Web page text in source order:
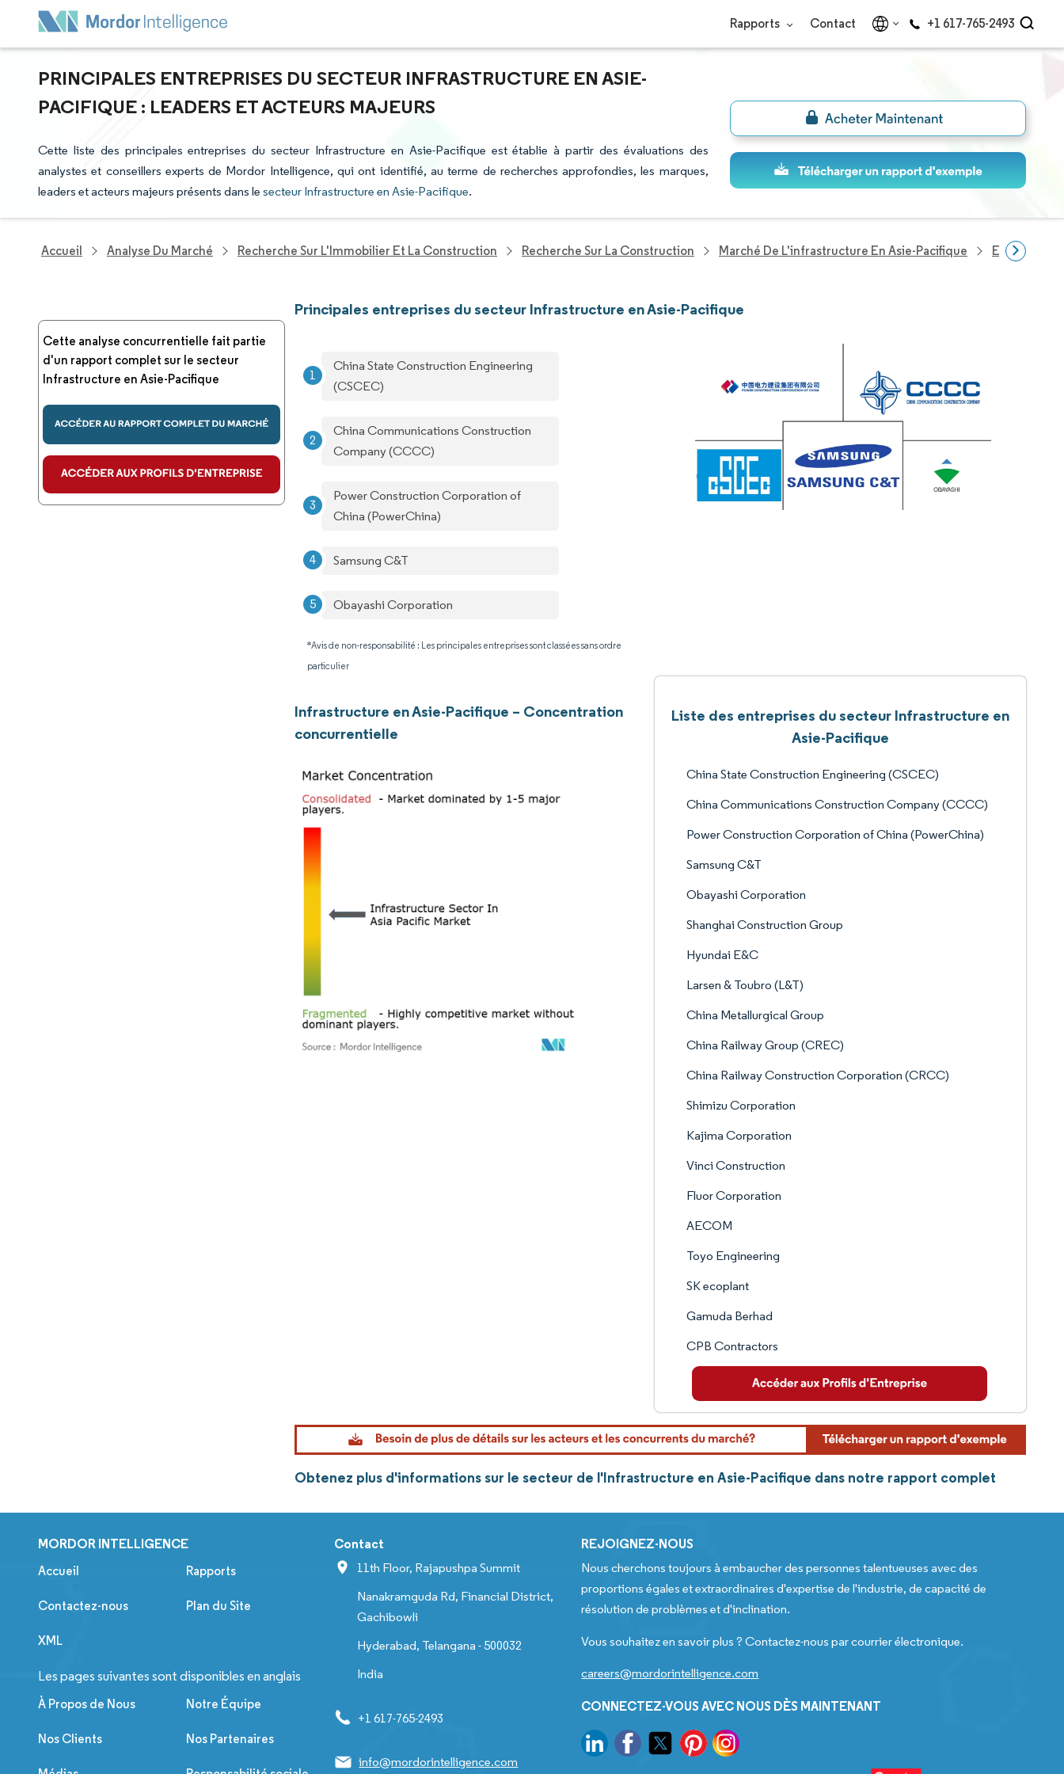
Rapports Contact +1 617-765-2493
PRINCIPALES ENTREPRISES DU SECTEUR INFRASTRUCTURE EN ASIE-
PACIFIQUE : LEADERS ET ACTEURS MAJEURS
Cette liste des principales entreprises du secteur Infrastructure en Asie-Pacifique est établie à partir des évaluations des
analystes et conseillers experts de Mordor Intelligence, qui ont identifié, au terme de recherches approfondies, les marques,
leaders et acteurs majeurs présents dans le secteur Infrastructure en Asie-Pacifique.
Accueil Analyse Du Marché Recherche Sur L'Immobilier Et La Construction Recherche Sur La Construction Marché De L'infrastructure En Asie-Pacifique Entreprises
Cette analyse concurrentielle fait partie
d'un rapport complet sur le secteur
Infrastructure en Asie-Pacifique
Principales entreprises du secteur Infrastructure en Asie-Pacifique
China State Construction Engineering
(CSCEC)
China Communications Construction
Company (CCCC)
Power Construction Corporation of
China (PowerChina)
Samsung C&T
Obayashi Corporation
*Avis de non-responsabilité : Les principales entreprises sont classées sans ordre
particulier
Infrastructure en Asie-Pacifique – Concentration
concurrentielle
Liste des entreprises du secteur Infrastructure en
Asie-Pacifique
China State Construction Engineering (CSCEC)
China Communications Construction Company (CCCC)
Power Construction Corporation of China (PowerChina)
Samsung C&T
Obayashi Corporation
Shanghai Construction Group
Hyundai E&C
Larsen & Toubro (L&T)
China Metallurgical Group
China Railway Group (CREC)
China Railway Construction Corporation (CRCC)
Shimizu Corporation
Kajima Corporation
Vinci Construction
Fluor Corporation
AECOM
Toyo Engineering
SK ecoplant
Gamuda Berhad
CPB Contractors
Obtenez plus d'informations sur le secteur de l'Infrastructure en Asie-Pacifique dans notre rapport complet
MORDOR INTELLIGENCE
Accueil Rapports
Contactez-nous Plan du Site
XML
Les pages suivantes sont disponibles en anglais
À Propos de Nous Notre Équipe
Nos Clients Nos Partenaires
Contact
11th Floor, Rajapushpa Summit
Nanakramguda Rd, Financial District,
Gachibowli
Hyderabad, Telangana - 500032
India
+1 617-765-2493
info@mordorintelligence.com
REJOIGNEZ-NOUS
Nous cherchons toujours à embaucher des personnes talentueuses avec des
proportions égales et extraordinaires d'expertise de l'industrie, de capacité de
résolution de problèmes et d'inclination.
Vous souhaitez en savoir plus ? Contactez-nous par courrier électronique.
careers@mordorintelligence.com
CONNECTEZ-VOUS AVEC NOUS DÈS MAINTENANT